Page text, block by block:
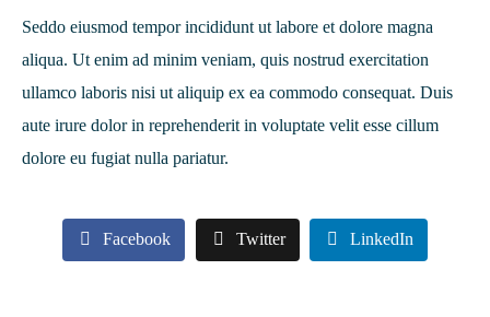
Seddo eiusmod tempor incididunt ut labore et dolore magna
aliqua. Ut enim ad minim veniam, quis nostrud exercitation
ullamco laboris nisi ut aliquip ex ea commodo consequat. Duis
aute irure dolor in reprehenderit in voluptate velit esse cillum
dolore eu fugiat nulla pariatur.
Facebook Twitter LinkedIn